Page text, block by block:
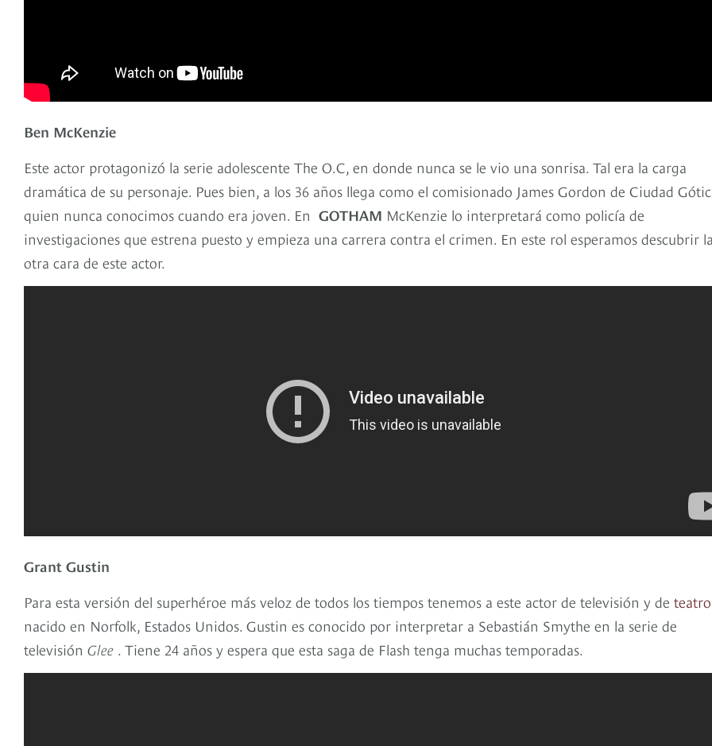
Ben McKenzie
Este actor protagonizó la serie adolescente The O.C, en donde nunca se le vio una sonrisa. Tal era la carga
dramática de su personaje. Pues bien, a los 36 años llega como el comisionado James Gordon de Ciudad
quien nunca conocimos cuando era joven. En GOTHAM McKenzie lo interpretará como policía de
investigaciones que estrena puesto y empieza una carrera contra el crimen. En este rol esperamos descubrir
otra cara de este actor.
Grant Gustin
Para esta versión del superhéroe más veloz de todos los tiempos tenemos a este actor de televisión y de teatro
nacido en Norfolk, Estados Unidos. Gustin es conocido por interpretar a Sebastián Smythe en la serie de
televisión Glee . Tiene 24 años y espera que esta saga de Flash tenga muchas temporadas.